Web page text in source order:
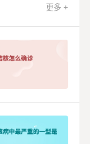
童感染肺结
可以出现皮
更多 +